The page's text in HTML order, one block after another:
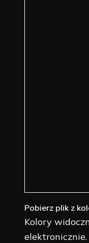
Pobierz plik z
Kolory